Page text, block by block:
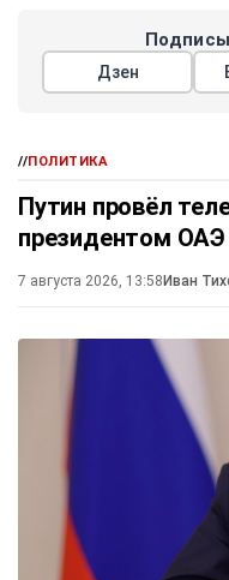
Дзен
//ПОЛИТИКА
Путин провёл
президентом ОАЭ
7 августа 2026, 13:58Иван